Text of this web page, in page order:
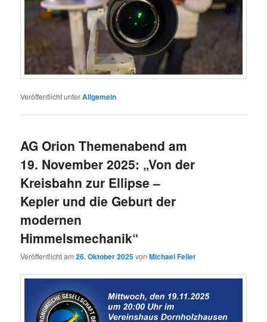
Veröffentlicht unterAllgemein
AG Orion Themenabend am
19. November 2025: „Von der
Kreisbahn zur Ellipse –
Kepler und die Geburt der
modernen
Himmelsmechanik“
Veröffentlicht am26. Oktober 2025vonMichael Feiler